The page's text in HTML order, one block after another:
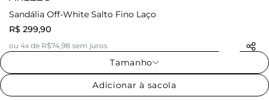
Sandália Off-White Salto Fino Laço
R$ 299,90
ou 4x de R$74,98 sem juros
Tamanho
Adicionar à sacola